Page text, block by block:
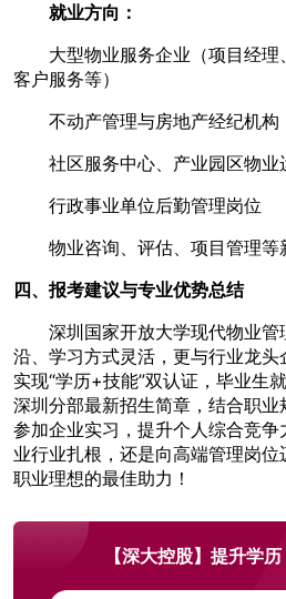
就业方向：
大型物业服务企业（项目经理
客户服务等）
不动产管理与房地产经纪机构
社区服务中心、产业园区物业
行政事业单位后勤管理岗位
物业咨询、评估、项目管理等
四、报考建议与专业优势总结
深圳国家开放大学现代物业
沿、学习方式灵活，更与行业龙头
实现“学历+技能”双认证，毕业生
深圳分部最新招生简章，结合职
参加企业实习，提升个人综合竞
业行业扎根，还是向高端管理岗
职业理想的最佳助力！
【深大控股】提升学